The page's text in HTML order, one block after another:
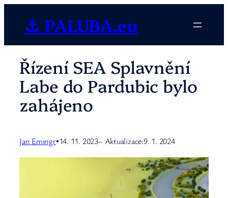
obsah
⚓ PALUBA.eu
Řízení SEA Splavnění
Labe do Pardubic bylo
zahájeno
Jan Emingr•14. 11. 2023– Aktualizace:9. 1. 2024